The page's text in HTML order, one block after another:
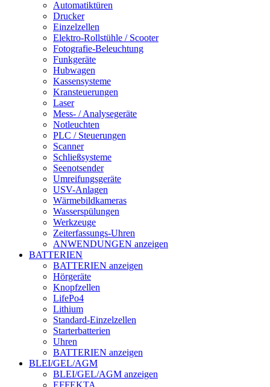
Automatiktüren
Drucker
Einzelzellen
Elektro-Rollstühle / Scooter
Fotografie-Beleuchtung
Funkgeräte
Hubwagen
Kassensysteme
Kransteuerungen
Laser
Mess- / Analysegeräte
Notleuchten
PLC / Steuerungen
Scanner
Schließsysteme
Seenotsender
Umreifungsgeräte
USV-Anlagen
Wärmebildkameras
Wasserspülungen
Werkzeuge
Zeiterfassungs-Uhren
ANWENDUNGEN anzeigen
BATTERIEN
BATTERIEN anzeigen
Hörgeräte
Knopfzellen
LifePo4
Lithium
Standard-Einzelzellen
Starterbatterien
Uhren
BATTERIEN anzeigen
BLEI/GEL/AGM
BLEI/GEL/AGM anzeigen
EFFEKTA